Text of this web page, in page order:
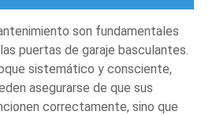
son fundamentales
puertas de garaje basculantes.
sistemático y consciente,
asegurarse de que sus
correctamente, sino que